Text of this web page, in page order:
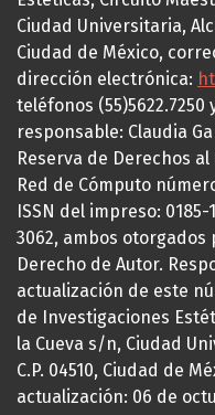
Ciudad Universitaria,
Ciudad de México,
dirección electrónica:
teléfonos (55)5622.7250
responsable: Claudia
Reserva de Derechos
Red de Cómputo
ISSN del impreso:
3062, ambos
Derecho de Autor.
actualización de este
de Investigaciones
la Cueva s/n, Ciudad
C.P. 04510, Ciudad de
actualización: 06 de